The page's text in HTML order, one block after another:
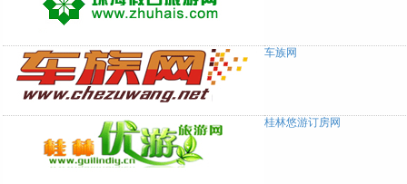
车族网
桂林悠游订房网